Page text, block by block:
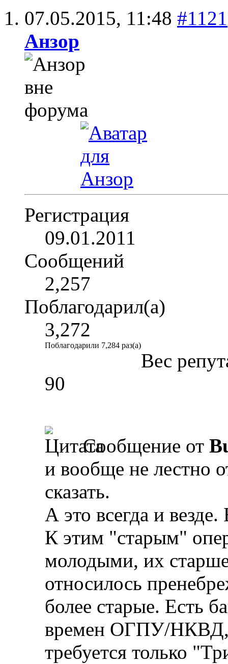
07.05.2015, 11:48 #1121
Анзор
Регистрация
09.01.2011
Сообщений
2,257
Поблагодарил(а)
3,272
Поблагодарили 7,284 раз(а)
Вес
90
Сообщение от
и вообще не лестно
сказать.
А это всегда и
К этим "старым"
молодыми, их
относилось
более старые. Есть
времен ОГПУ/НКВД,
требуется только